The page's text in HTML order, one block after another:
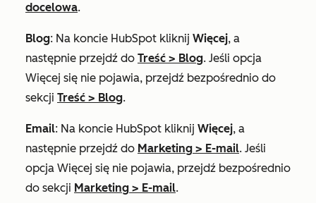
docelowa.
Blog: Na koncie HubSpot kliknij Więcej, a
następnie przejdź do Treść > Blog. Jeśli opcja
Więcej się nie pojawia, przejdź bezpośrednio do
sekcji Treść > Blog.
Email: Na koncie HubSpot kliknij Więcej, a
następnie przejdź do Marketing > E-mail. Jeśli
opcja Więcej się nie pojawia, przejdź bezpośrednio
do sekcji Marketing > E-mail.